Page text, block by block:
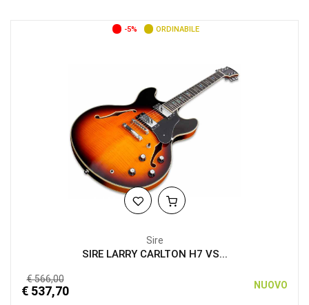
-5% ORDINABILE
Sire
SIRE LARRY CARLTON H7 VS...
€ 566,00
€ 537,70 NUOVO